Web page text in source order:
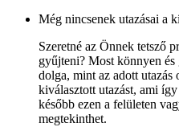
Még nincsenek utazásai a
Szeretné az Önnek tetsző
gyűjteni? Most könnyen
dolga, mint az adott utazás
kiválasztott utazást, ami
később ezen a felületen
megtekinthet.